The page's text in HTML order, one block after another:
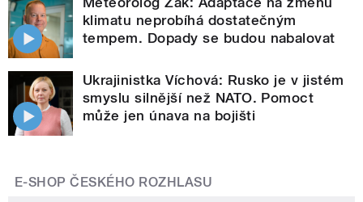
klimatu neprobíhá dostatečným
tempem. Dopady se budou nabalovat
Ukrajinistka Víchová: Rusko je v jistém
smyslu silnější než NATO. Pomoct
může jen únava na bojišti
E-SHOP ČESKÉHO ROZHLASU